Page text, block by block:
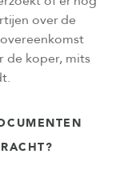
over de
de koper, mits